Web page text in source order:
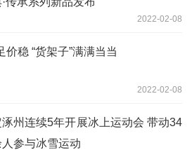
2022-02-08
价稳 “货架子”满满当当
2022-02-08
州连续5年开展冰上运动会 带动34
参与冰雪运动